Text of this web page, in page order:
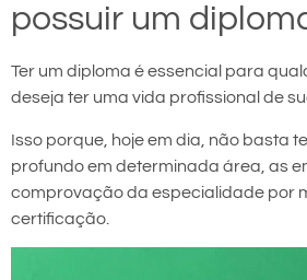
possuir um
Ter um diploma é essencial para
deseja ter uma vida profissional de
Isso porque, hoje em dia, não basta
profundo em determinada área, as
comprovação da especialidade por
certificação.